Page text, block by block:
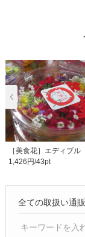
［美食花］エディブル
フラワー（食用花）..
1,426円/43pt